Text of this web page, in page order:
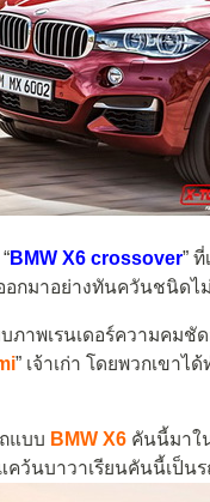
BMW X6 crossover”
กมาอย่างทันควันชนิดไ
ภาพเรนเดอร์ความคม
” เจ้าเก่า โดยพวกเขา
แบบ BMW X6 คันนี้มาใ
คว้นบาวาเรียนคันนี้เป็